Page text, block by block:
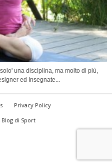
una disciplina, ma molto di più,
ed Insegnate...
Privacy Policy
Blog di Sport